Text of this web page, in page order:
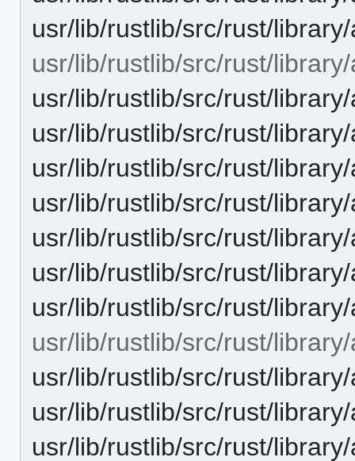
usr/lib/rustlib/src/rust/
usr/lib/rustlib/src/rust/
usr/lib/rustlib/src/rust/
usr/lib/rustlib/src/rust/
usr/lib/rustlib/src/rust/
usr/lib/rustlib/src/rust/
usr/lib/rustlib/src/rust/
usr/lib/rustlib/src/rust/
usr/lib/rustlib/src/rust/
usr/lib/rustlib/src/rust/
usr/lib/rustlib/src/rust/
usr/lib/rustlib/src/rust/
usr/lib/rustlib/src/rust/